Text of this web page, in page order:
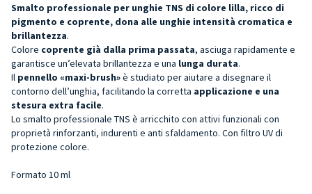
Smalto professionale per unghie TNS di colore lilla, ricco di
pigmento e coprente, dona alle unghie intensità cromatica e
brillantezza.
Colore coprente già dalla prima passata, asciuga rapidamente e
garantisce un’elevata brillantezza e una lunga durata.
Il pennello «maxi-brush»è studiato per aiutare a disegnare il
contorno dell’unghia, facilitando la corretta applicazione e una
stesura extra facile.
Lo smalto professionale TNS è arricchito con attivi funzionali con
proprietà rinforzanti, indurenti e anti sfaldamento. Con filtro UV di
protezione colore.
Formato 10 ml